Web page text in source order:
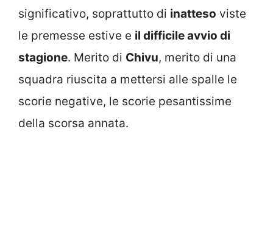
significativo, soprattutto di inatteso viste
le premesse estive e il difficile avvio di
stagione. Merito di Chivu, merito di una
squadra riuscita a mettersi alle spalle le
scorie negative, le scorie pesantissime
della scorsa annata.